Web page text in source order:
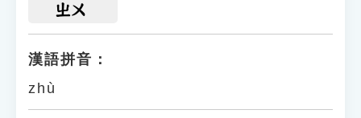
ㄓㄨ
漢語拼音：
zhù